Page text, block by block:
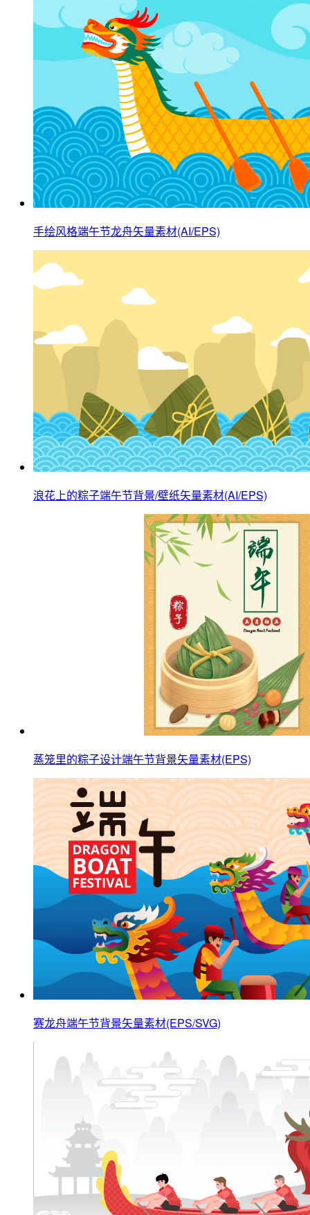
手绘风格端午节龙舟矢量素材(AI/EPS)
浪花上的粽子端午节背景/壁纸矢量素材(AI/EPS)
蒸笼里的粽子设计端午节背景矢量素材(EPS)
赛龙舟端午节背景矢量素材(EPS/SVG)